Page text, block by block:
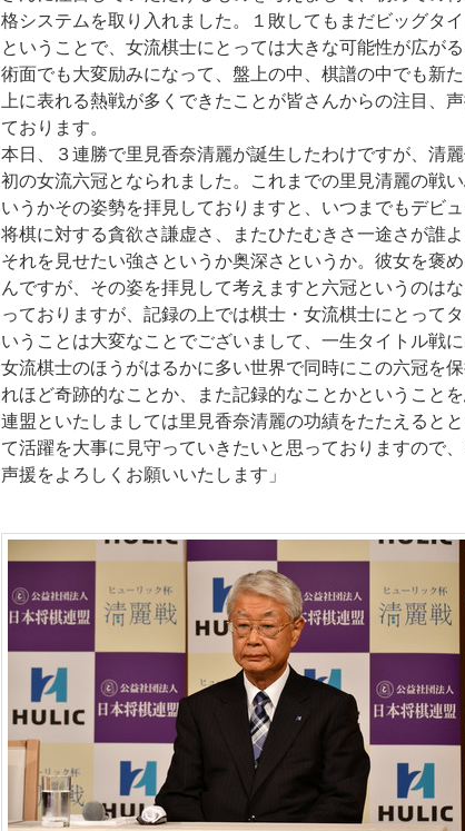
格システムを取り入れました。１敗してもまだビッグタ
ということで、女流棋士にとっては大きな可能性が広が
術面でも大変励みになって、盤上の中、棋譜の中でも新
上に表れる熱戦が多くできたことが皆さんからの注目、
ております。
本日、３連勝で里見香奈清麗が誕生したわけですが、清
初の女流六冠となられました。これまでの里見清麗の戦
いうかその姿勢を拝見しておりますと、いつまでもデビ
将棋に対する貪欲さ謙虚さ、またひたむきさ一途さが誰
それを見せたい強さというか奥深さというか。彼女を褒
んですが、その姿を拝見して考えますと六冠というのは
っておりますが、記録の上では棋士・女流棋士にとって
いうことは大変なことでございまして、一生タイトル戦
女流棋士のほうがはるかに多い世界で同時にこの六冠を
れほど奇跡的なことか、また記録的なことかということ
連盟といたしましては里見香奈清麗の功績をたたえると
て活躍を大事に見守っていきたいと思っておりますので
声援をよろしくお願いいたします」